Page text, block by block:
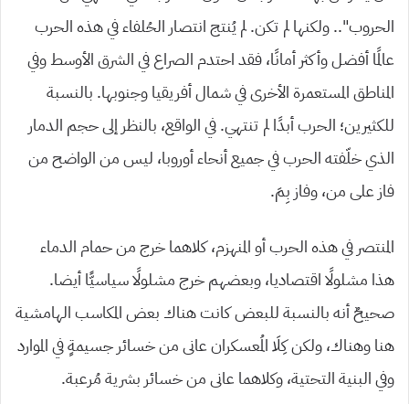
الحروب”.. ولكنها لم تكن. لم يُنتج انتصار الحُلفاء في هذه الحرب
عالمًا أفضل وأكثر أمانًا، فقد احتدم الصراع في الشرق الأوسط وفي
المناطق المستعمرة الأخرى في شمال أفريقيا وجنوبها. بالنسبة
للكثيرين؛ الحرب أبدًا لم تنتهي. في الواقع، بالنظر إلى حجم الدمار
الذي خلّفته الحرب في جميع أنحاء أوروبا، ليس من الواضح من
فاز على من، وفاز بِمَ.
المنتصر في هذه الحرب أو المنهزم، كلاهما خرج من حمام الدماء
هذا مشلولًا اقتصاديا، وبعضهم خرج مشلولًا سياسيًّا أيضا.
صحيحٌ أنه بالنسبة للبعض كانت هناك بعض المكاسب الهامشية
هنا وهناك، ولكن كِلَا المُعسكران عانى من خسائر جسيمةٍ في الموارد
وفي البنية التحتية، وكلاهما عانى من خسائر بشرية مُرعبة.